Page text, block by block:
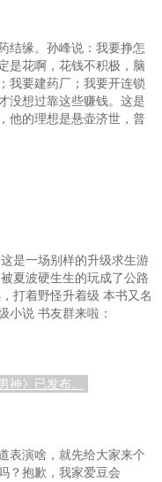
结缘。孙峰说：我要挣怎
是花啊，花钱不积极，脑
我要建药厂；我要开连锁
没想过靠这些赚钱。这是
他的理想是悬壶济世，普
是一场别样的升级求生游
夏波硬生生的玩成了公路
打着野怪升着级 本书又名
小说 书友群来啦：
神》已发布。
表演啥，就先给大家来个
？抱歉，我家爱豆会